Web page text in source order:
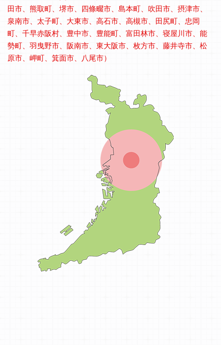
田市、熊取町、堺市、四條畷市、島本町、吹田市、摂津市、
泉南市、太子町、大東市、高石市、高槻市、田尻町、忠岡
町、千早赤阪村、豊中市、豊能町、富田林市、寝屋川市、能
勢町、羽曳野市、阪南市、東大阪市、枚方市、藤井寺市、松
原市、岬町、箕面市、八尾市）